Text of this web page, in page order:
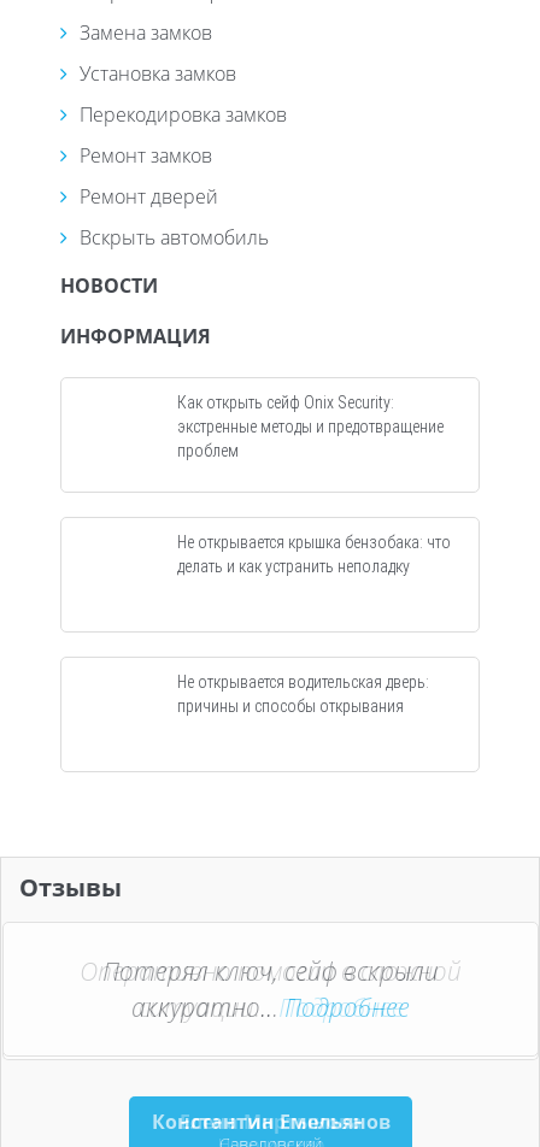
Замена замков
Установка замков
Перекодировка замков
Ремонт замков
Ремонт дверей
Вскрыть автомобиль
НОВОСТИ
ИНФОРМАЦИЯ
Как открыть сейф Onix Security:
экстренные методы и предотвращение
проблем
Не открывается крышка бензобака: что
делать и как устранить неполадку
Не открывается водительская дверь:
причины и способы открывания
Отзывы
Оперативно помогли в сложной
ситуации...Подробнее
Елена Мартынова
Потерял ключ, сейф вскрыли
аккуратно...Подробнее
Константин Емельянов